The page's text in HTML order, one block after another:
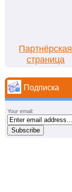
Партнёрская
страница
Подписка
Your email: